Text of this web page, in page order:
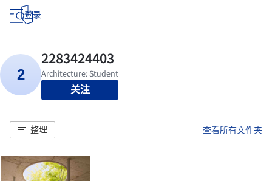
登录
关注
整理 查看所有文件夹